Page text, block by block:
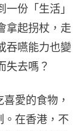
份「生活」
拿起拐杖，走
吞嚥能力也變
失去嗎？
愛的食物，
。在香港，不